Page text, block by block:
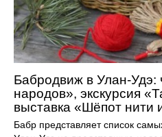
Бабродвиж в Улан-
народов», экскурсия
выставка «Шёпот нити
Бабр представляет список